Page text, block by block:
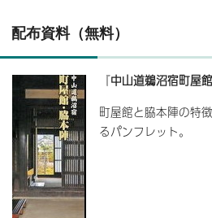
配布資料（無料）
『中山道鵜沼宿町屋
町屋館と脇本陣の特
るパンフレット。